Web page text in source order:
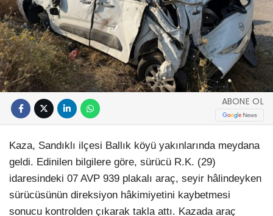
ABONE OL
Kaza, Sandıklı ilçesi Ballık köyü yakınlarında meydana
geldi. Edinilen bilgilere göre, sürücü R.K. (29)
idaresindeki 07 AVP 939 plakalı araç, seyir hâlindeyken
sürücüsünün direksiyon hâkimiyetini kaybetmesi
sonucu kontrolden çıkarak takla attı. Kazada araç